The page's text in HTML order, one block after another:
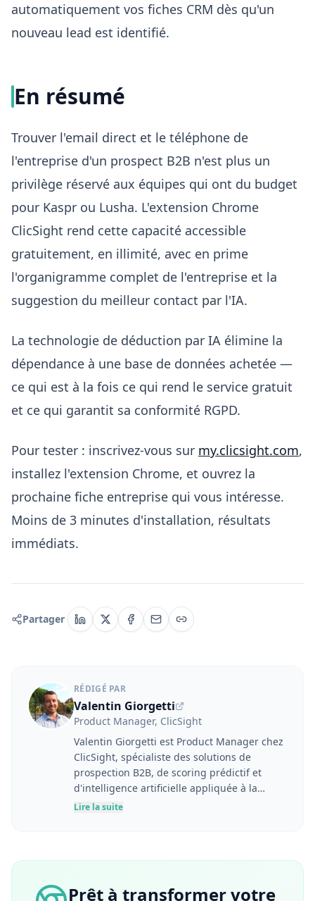
automatiquement vos fiches CRM dès qu'un
nouveau lead est identifié.
En résumé
Trouver l'email direct et le téléphone de
l'entreprise d'un prospect B2B n'est plus un
privilège réservé aux équipes qui ont du budget
pour Kaspr ou Lusha. L'extension Chrome
ClicSight rend cette capacité accessible
gratuitement, en illimité, avec en prime
l'organigramme complet de l'entreprise et la
suggestion du meilleur contact par l'IA.
La technologie de déduction par IA élimine la
dépendance à une base de données achetée —
ce qui est à la fois ce qui rend le service gratuit
et ce qui garantit sa conformité RGPD.
Pour tester : inscrivez-vous sur my.clicsight.com,
installez l'extension Chrome, et ouvrez la
prochaine fiche entreprise qui vous intéresse.
Moins de 3 minutes d'installation, résultats
immédiats.
Partager
RÉDIGÉ PAR
Valentin Giorgetti
Product Manager, ClicSight
Valentin Giorgetti est Product Manager chez
ClicSight, spécialiste des solutions de
prospection B2B, de scoring prédictif et
d'intelligence artificielle appliquée à la
performance commerciale. À l'interface
marketing et commerciales à mieux
prospects. Fort d'une expérience en
Lire la suite
Prêt à transformer votre